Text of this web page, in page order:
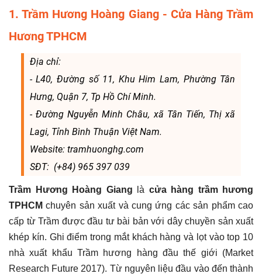
Chí
1. Trầm Hương Hoàng Giang - Cửa Hàng Trầm
Hương TPHCM
Địa chỉ:
- L40, Đường số 11, Khu Him Lam, Phường Tân
Hưng, Quận 7, Tp Hồ Chí Minh.
- Đường Nguyễn Minh Châu, xã Tân Tiến, Thị xã
Lagi, Tỉnh Bình Thuận Việt Nam.
Website: tramhuonghg.com
SĐT: (+84) 965 397 039
Trầm Hương Hoàng Giang là cửa hàng trầm hương
TPHCM chuyên sản xuất và cung ứng các sản phẩm cao
cấp từ Trầm được đầu tư bài bản với dây chuyền sản xuất
khép kín. Ghi điểm trong mắt khách hàng và lọt vào top 10
nhà xuất khẩu Trầm hương hàng đầu thế giới (Market
Research Future 2017). Từ nguyên liệu đầu vào đến thành